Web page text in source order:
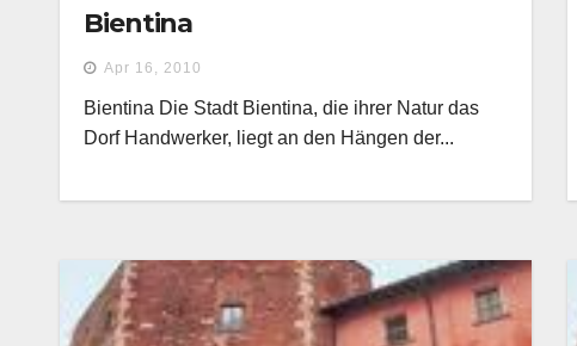
Bientina
Apr 16, 2010
Bientina Die Stadt Bientina, die ihrer Natur das
Dorf Handwerker, liegt an den Hängen der...